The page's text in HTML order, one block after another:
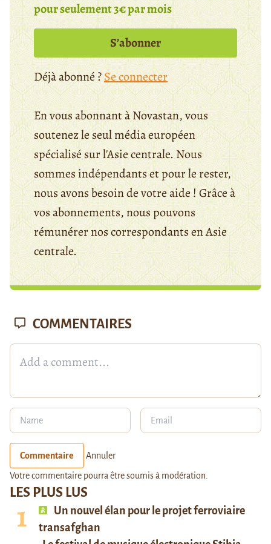
pour seulement 3€ par mois
S’abonner
Déjà abonné ?Se connecter
En vous abonnant à Novastan, vous
soutenez le seul média européen
spécialisé sur l'Asie centrale. Nous
sommes indépendants et pour le rester,
nous avons besoin de votre aide ! Grâce à
vos abonnements, nous pouvons
rémunérer nos correspondants en Asie
centrale.
LES PLUS LUS
Un nouvel élan pour le projet ferroviaire
transafghan
COMMENTAIRES
Commentaire Annuler
Votre commentaire pourra être soumis à modération.